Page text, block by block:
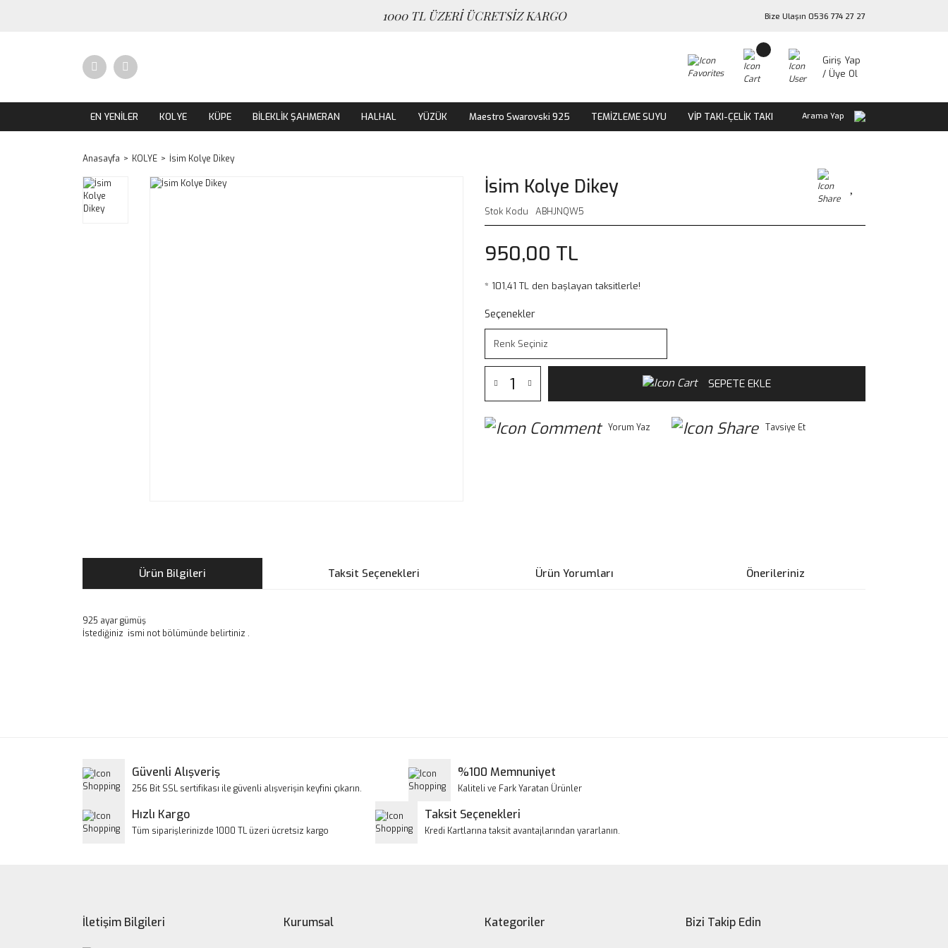
1000 TL ÜZERİ ÜCRETSİZ KARGO Bize Ulaşın 0536 774 27 27
Giriş Yap
/ Üye Ol
EN YENİLER KOLYE KÜPE BİLEKLİK ŞAHMERAN HALHAL YÜZÜK Maestro Swarovski 925 TEMİZLEME SUYU VİP TAKI-ÇELİK TAKI Arama Yap
Anasayfa KOLYE İsim Kolye Dikey
İsim Kolye Dikey
Stok Kodu ABHJNQW5
950,00 TL
* 101,41 TL den başlayan taksitlerle!
Seçenekler
SEPETE EKLE
Yorum Yaz Tavsiye Et
Ürün Bilgileri Taksit Seçenekleri Ürün Yorumları Önerileriniz
925 ayar gümüş
İstediğiniz ismi not bölümünde belirtiniz .
Ürün fiyatı diğer sitelerden daha pahalı.
Güvenli Alışveriş
256 Bit SSL sertifikası ile güvenli alışverişin keyfini çıkarın.
%100 Memnuniyet
Kaliteli ve Fark Yaratan Ürünler
Hızlı Kargo
Tüm siparişlerinizde 1000 TL üzeri ücretsiz kargo
Taksit Seçenekleri
Kredi Kartlarına taksit avantajlarından yararlanın.
İletişim Bilgileri Kurumsal Kategoriler Bizi Takip Edin